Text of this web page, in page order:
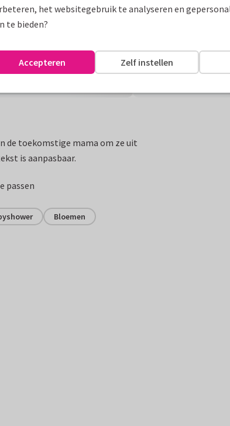
de toekomstige mama om ze uit
is aanpasbaar.
passen
Bloemen
het websitegebruik te analyseren en
te bieden?
Zelf instellen
Accepteren